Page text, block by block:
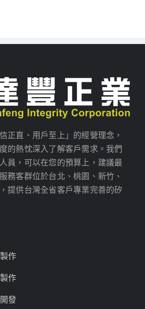
正直、用戶至上」的經營理念，
的熱忱深入了解客戶需求。我們
員，可以在您的預算上，建議最
務客群位於台北、桃園、新竹、
提供台灣全省客戶專業完善的矽
作
作
發